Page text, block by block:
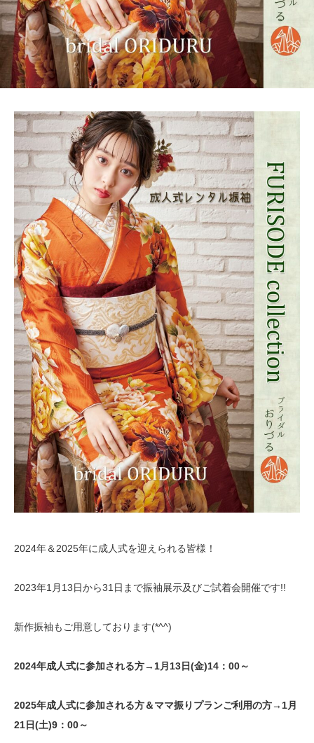
2024年＆2025年に成人式を迎えられる皆様！
2023年1月13日から31日まで振袖展示及びご試着会開催です!!
新作振袖もご用意しております(*^^)
2024年成人式に参加される方→1月13日(金)14：00～
2025年成人式に参加される方＆ママ振りプランご利用の方→1月
21日(土)9：00～